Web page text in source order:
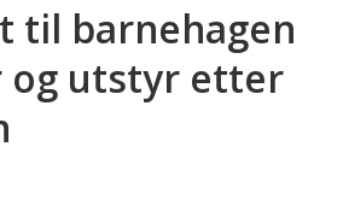
til barnehagen
utstyr etter